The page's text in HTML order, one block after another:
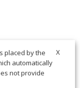
X
placed by the
automatically
not provide